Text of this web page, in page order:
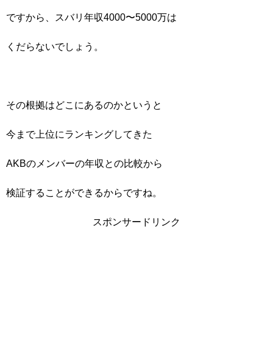
ですから、スバリ年収4000〜5000万は
くだらないでしょう。
その根拠はどこにあるのかというと
今まで上位にランキングしてきた
AKBのメンバーの年収との比較から
検証することができるからですね。
スポンサードリンク